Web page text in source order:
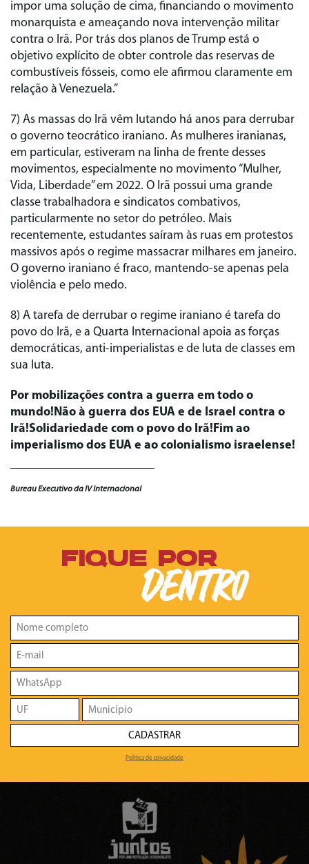
impor uma solução de cima, financiando o movimento
monarquista e ameaçando nova intervenção militar
contra o Irã. Por trás dos planos de Trump está o
objetivo explícito de obter controle das reservas de
combustíveis fósseis, como ele afirmou claramente em
relação à Venezuela.”
7) As massas do Irã vêm lutando há anos para derrubar
o governo teocrático iraniano. As mulheres iranianas,
em particular, estiveram na linha de frente desses
movimentos, especialmente no movimento “Mulher,
Vida, Liberdade” em 2022. O Irã possui uma grande
classe trabalhadora e sindicatos combativos,
particularmente no setor do petróleo. Mais
recentemente, estudantes saíram às ruas em protestos
massivos após o regime massacrar milhares em janeiro.
O governo iraniano é fraco, mantendo-se apenas pela
violência e pelo medo.
8) A tarefa de derrubar o regime iraniano é tarefa do
povo do Irã, e a Quarta Internacional apoia as forças
democráticas, anti-imperialistas e de luta de classes em
sua luta.
Por mobilizações contra a guerra em todo o
mundo!Não à guerra dos EUA e de Israel contra o
Irã!Solidariedade com o povo do Irã!Fim ao
imperialismo dos EUA e ao colonialismo israelense!
Bureau Executivo da IV Internacional
FIQUE POR
DENTRO
CADASTRAR
Política de privacidade